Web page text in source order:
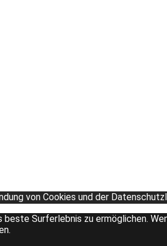
von Cookies und der
Surferlebnis zu ermöglichen.